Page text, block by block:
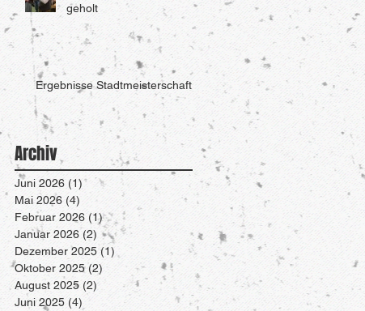
geholt
Ergebnisse Stadtmeisterschaft
Archiv
Juni 2026 (1)1 Beitrag
Mai 2026 (4) 4 Beiträge
Februar 2026 (1)1 Beitrag
Januar 2026 (2) 2 Beiträge
Dezember 2025 (1) 1 Beitrag
Oktober 2025 (2) 2 Beiträge
August 2025 (2)2 Beiträge
Juni 2025 (4) 4 Beiträge